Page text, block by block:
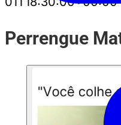
Perrengue